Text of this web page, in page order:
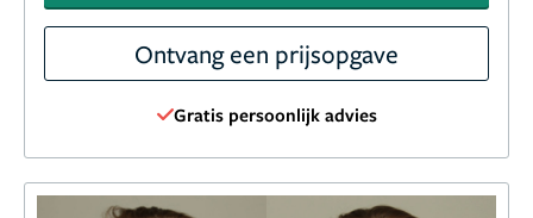
Ontvang een prijsopgave
Gratis persoonlijk advies